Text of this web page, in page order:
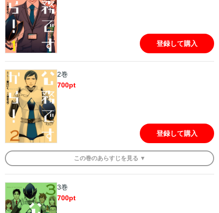
登録して購入
2巻
700pt
登録して購入
この巻のあらすじを 見る ▼
3巻
700pt